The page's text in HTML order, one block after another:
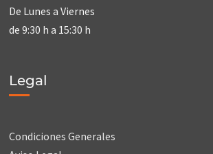
De Lunes a Viernes
de 9:30 h a 15:30 h
Legal
Condiciones Generales